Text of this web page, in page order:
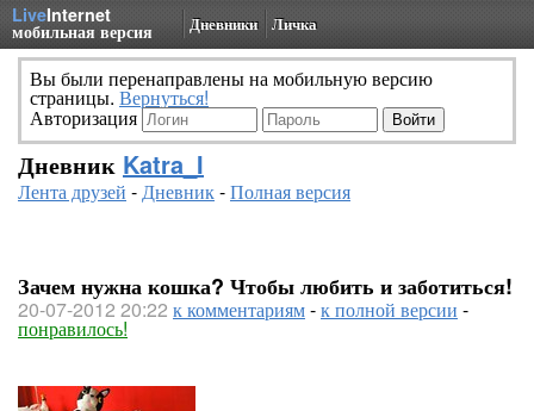
LiveInternet
мобильная версия Дневники Личка
Вы были перенаправлены на мобильную версию
страницы. Вернуться!
Авторизация
Дневник Katra_I
Лента друзей -Дневник-Полная версия
Зачем нужна кошка? Чтобы любить и заботиться!
20-07-2012 20:22 к комментариям-к полной версии -
понравилось!